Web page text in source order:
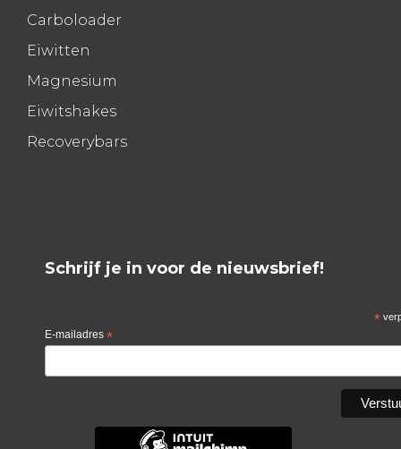
Carboloader
Eiwitten
Magnesium
Eiwitshakes
Recoverybars
Schrijf je in voor de nieuwsbrief!
*
E-mailadres *